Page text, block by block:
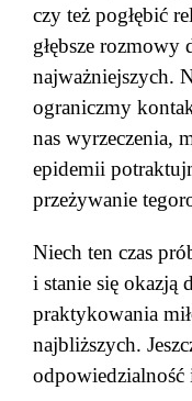
czy też pogłębić
głębsze rozmowy
najważniejszych.
ograniczmy
nas wyrzeczenia,
epidemii
przeżywanie
Niech ten czas
i stanie się okazją
praktykowania
najbliższych.
odpowiedzialność